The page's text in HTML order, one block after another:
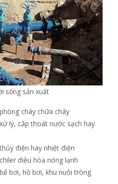
sống sản xuất
cháy chữa cháy
lý, cấp thoát nước sạch hay
điện hay nhiệt điện
điều hòa nóng lạnh
bơi, hồ bơi, khu nuôi tròng